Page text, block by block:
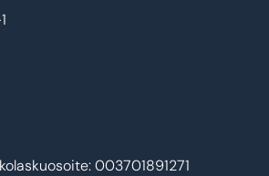
003701891271